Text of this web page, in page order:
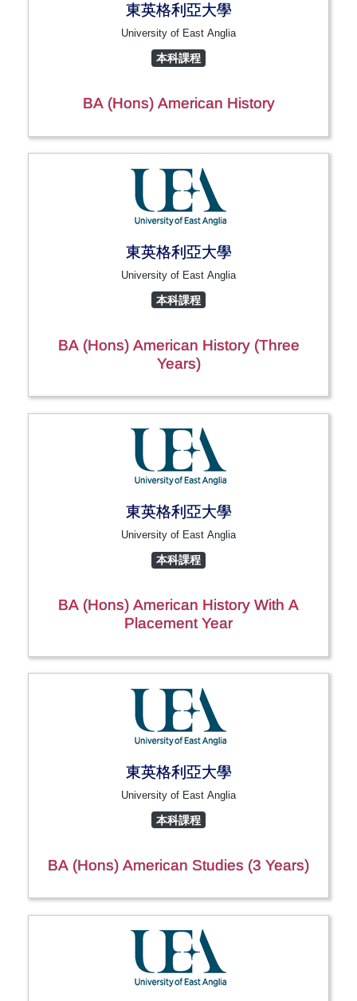
東英格利亞大學
University of East Anglia
本科課程
BA (Hons) American History
東英格利亞大學
University of East Anglia
本科課程
BA (Hons) American History (Three
Years)
東英格利亞大學
University of East Anglia
本科課程
BA (Hons) American History With A
Placement Year
東英格利亞大學
University of East Anglia
本科課程
BA (Hons) American Studies (3 Years)